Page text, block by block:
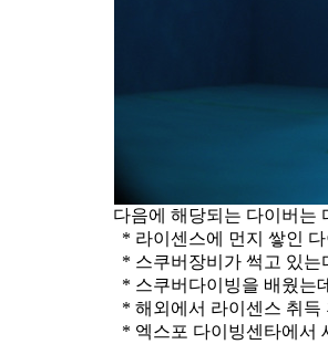
다음에 해당되는 다이버는
* 라이센스에 먼지 쌓인
* 스쿠버장비가 썩고 있
* 스쿠버다이빙을 배웠는
* 해외에서 라이센스 취
* 엑스포 다이빙센타에서